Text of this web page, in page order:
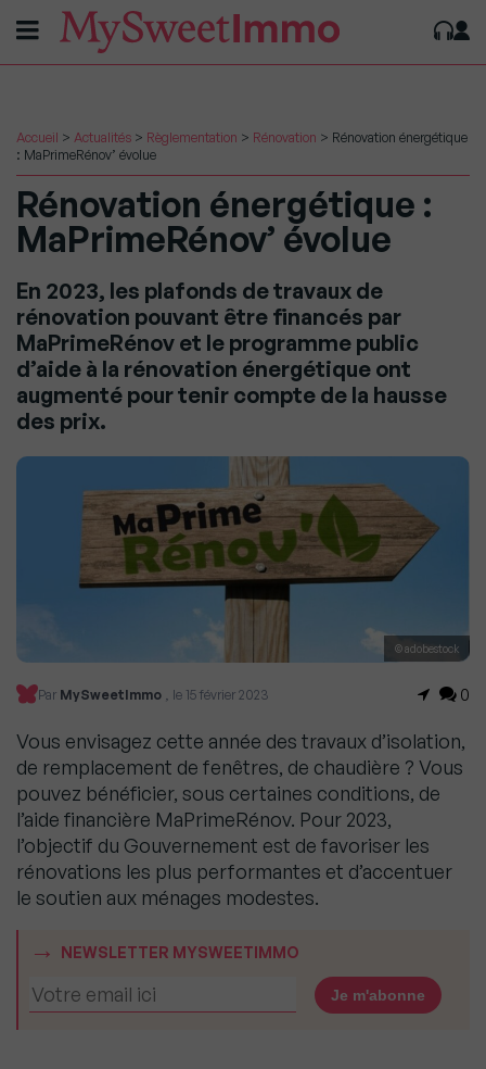
Accueil > Actualités > Règlementation > Rénovation > Rénovation énergétique
: MaPrimeRénov’ évolue
Rénovation énergétique :
MaPrimeRénov’ évolue
En 2023, les plafonds de travaux de
rénovation pouvant être financés par
MaPrimeRénov et le programme public
d’aide à la rénovation énergétique ont
augmenté pour tenir compte de la hausse
des prix.
© adobestock
Par MySweetImmo , le 15 février 2023 0
Vous envisagez cette année des travaux d’isolation,
de remplacement de fenêtres, de chaudière ? Vous
pouvez bénéficier, sous certaines conditions, de
l’aide financière MaPrimeRénov. Pour 2023,
l’objectif du Gouvernement est de favoriser les
rénovations les plus performantes et d’accentuer
le soutien aux ménages modestes.
NEWSLETTER MYSWEETIMMO